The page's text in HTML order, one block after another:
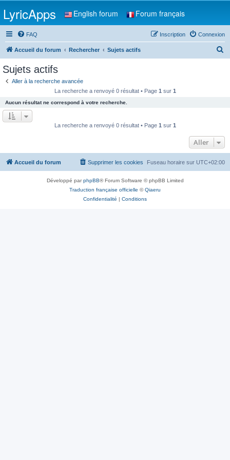
LyricApps English forum Forum français
FAQ Connexion
Inscription
Accueil du forum Rechercher Sujets actifs
e
r
Sujets actifs
Aller à la recherche avancée
La recherche a renvoyé 0 résultat • Page 1 sur 1
Aucun résultat ne correspond à votre recherche.
La recherche a renvoyé 0 résultat • Page 1 sur 1
Aller
Accueil du forum Fuseau horaire sur UTC+02:00
Supprimer les cookies
Développé parphpBB® Forum Software © phpBB Limited
Traduction française officielle ©Qiaeru
Confidentialité | Conditions